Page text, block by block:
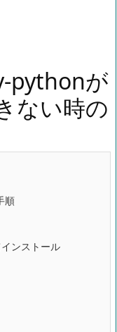
pythonが
ない時の
順
ンストール